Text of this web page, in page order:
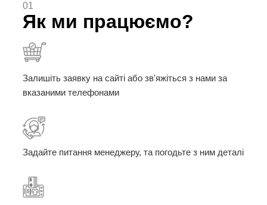
01
Як ми працюємо?
Залишіть заявку на сайті або зв'яжіться з нами за
вказаними телефонами
Задайте питання менеджеру, та погодьте з ним деталі